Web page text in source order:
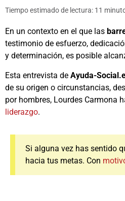
Tiempo estimado de lectura: 11
En un contexto en el que las
testimonio de esfuerzo,
y determinación, es posible
Esta entrevista de Ayuda-
de su origen o circunstancias,
por hombres, Lourdes Carmona
liderazgo.
Si alguna vez has sentido
hacia tus metas. Con